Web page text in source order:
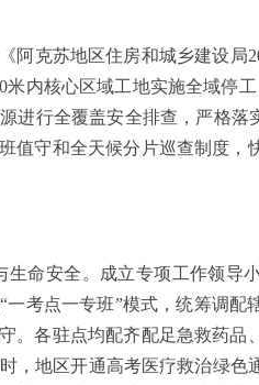
克苏地区住房和城乡建设局
内核心区域工地实施全域停
进行全覆盖安全排查，严格落
值守和全天候分片巡查制度，
命安全。成立专项工作领导
考点一专班”模式，统筹调配
。各驻点均配齐配足急救药品
，地区开通高考医疗救治绿色